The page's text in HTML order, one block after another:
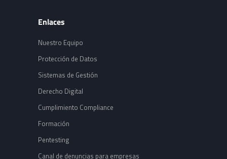
Enlaces
Nuestro Equipo
Protección de Datos
Sistemas de Gestión
Derecho Digital
Cumplimiento Compliance
Formación
Pentesting
Canal de denuncias para empresas